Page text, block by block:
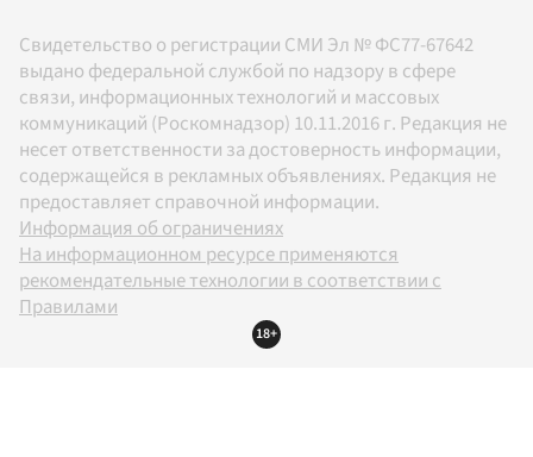
Свидетельство о регистрации СМИ Эл № ФС77-67642
выдано федеральной службой по надзору в сфере
связи, информационных технологий и массовых
коммуникаций (Роскомнадзор) 10.11.2016 г. Редакция не
несет ответственности за достоверность информации,
содержащейся в рекламных объявлениях. Редакция не
предоставляет справочной информации.
Информация об ограничениях
На информационном ресурсе применяются
рекомендательные технологии в соответствии с
Правилами
18+